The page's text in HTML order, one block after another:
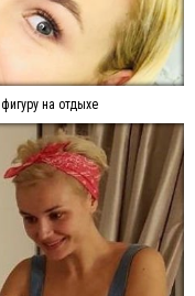
на отдыхе